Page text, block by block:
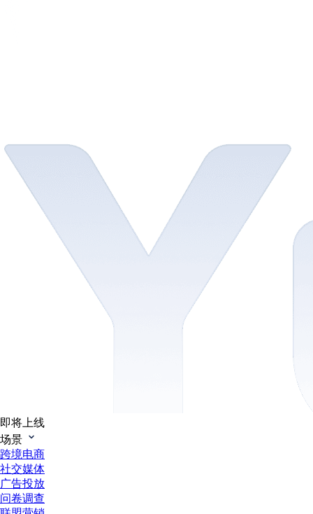
即将上线
场景
跨境电商
社交媒体
广告投放
问卷调查